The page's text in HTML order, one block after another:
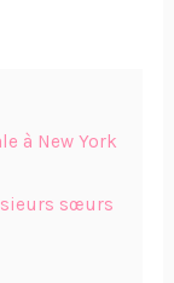
à New York
sœurs